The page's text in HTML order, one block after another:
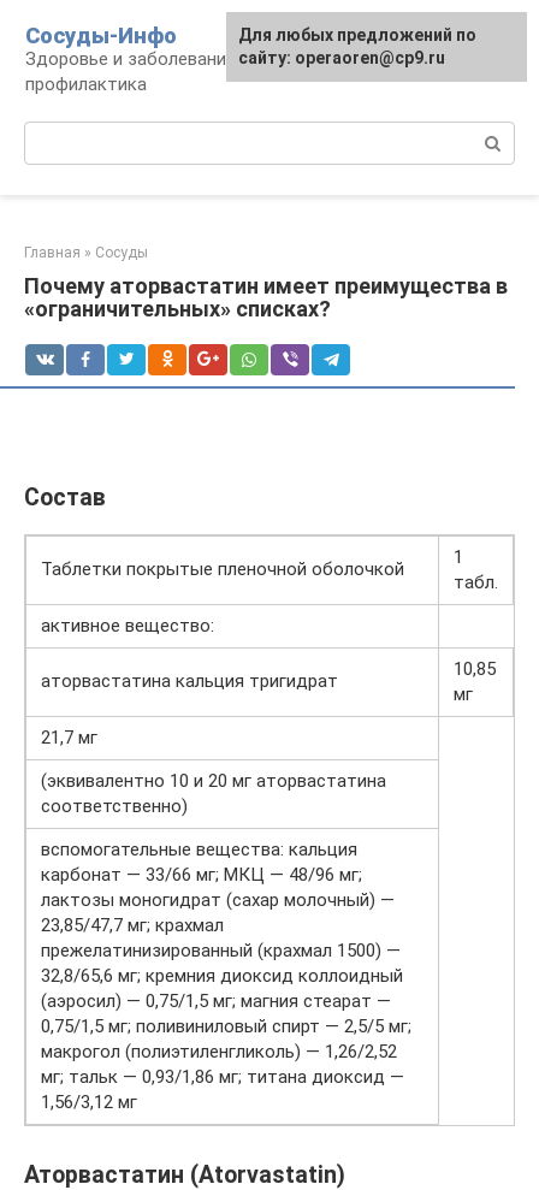
контенту
Сосуды-Инфо
Здоровье и заболевания сосудов и сердца,
профилактика
Главная » Сосуды
Почему аторвастатин имеет преимущества в
«ограничительных» списках?
Состав
Таблетки покрытые пленочной оболочкой
1
табл.
активное вещество:
аторвастатина кальция тригидрат
10,85
мг
21,7 мг
(эквивалентно 10 и 20 мг аторвастатина
соответственно)
вспомогательные вещества: кальция
карбонат — 33/66 мг; МКЦ — 48/96 мг;
лактозы моногидрат (сахар молочный) —
23,85/47,7 мг; крахмал
прежелатинизированный (крахмал 1500) —
32,8/65,6 мг; кремния диоксид коллоидный
(аэросил) — 0,75/1,5 мг; магния стеарат —
0,75/1,5 мг; поливиниловый спирт — 2,5/5 мг;
макрогол (полиэтиленгликоль) — 1,26/2,52
мг; тальк — 0,93/1,86 мг; титана диоксид —
1,56/3,12 мг
Аторвастатин (Atorvastatin)
Для любых предложений по
сайту: operaoren@cp9.ru